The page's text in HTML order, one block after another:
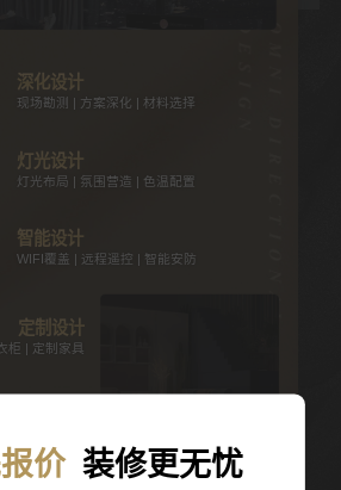
深化设计
现场勘测 | 方案深化 | 材料选择
灯光设计
灯光布局 | 氛围营造 | 色温配置
智能设计
WIFI覆盖 | 远程遥控 | 智能安防
定制设计
柜 | 定制家具
价 装修更无忧